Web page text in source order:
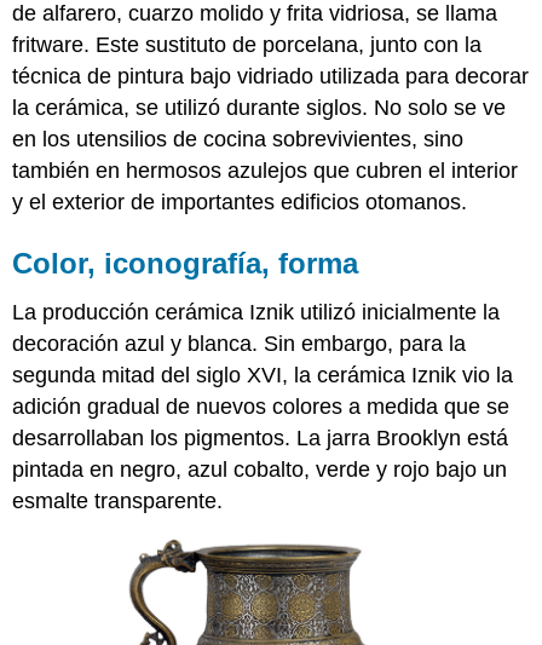
de alfarero, cuarzo molido y frita vidriosa, se llama
fritware. Este sustituto de porcelana, junto con la
técnica de pintura bajo vidriado utilizada para decorar
la cerámica, se utilizó durante siglos. No solo se ve
en los utensilios de cocina sobrevivientes, sino
también en hermosos azulejos que cubren el interior
y el exterior de importantes edificios otomanos.
Color, iconografía, forma
La producción cerámica Iznik utilizó inicialmente la
decoración azul y blanca. Sin embargo, para la
segunda mitad del siglo XVI, la cerámica Iznik vio la
adición gradual de nuevos colores a medida que se
desarrollaban los pigmentos. La jarra Brooklyn está
pintada en negro, azul cobalto, verde y rojo bajo un
esmalte transparente.